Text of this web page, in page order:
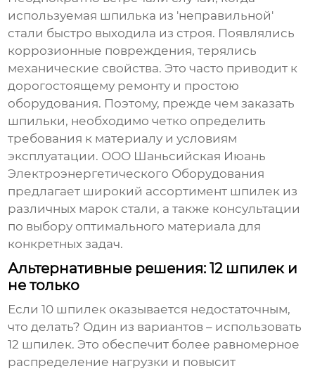
используемая шпилька из 'неправильной'
стали быстро выходила из строя. Появлялись
коррозионные повреждения, терялись
механические свойства. Это часто приводит к
дорогостоящему ремонту и простою
оборудования. Поэтому, прежде чем заказать
шпильки, необходимо четко определить
требования к материалу и условиям
эксплуатации. ООО Шаньсийская Июань
Электроэнергетического Оборудования
предлагает широкий ассортимент шпилек из
различных марок стали, а также консультации
по выбору оптимального материала для
конкретных задач.
Альтернативные решения: 12 шпилек и
не только
Если10 шпилек оказывается недостаточным,
что делать? Один из вариантов – использовать
12 шпилек. Это обеспечит более равномерное
распределение нагрузки и повысит